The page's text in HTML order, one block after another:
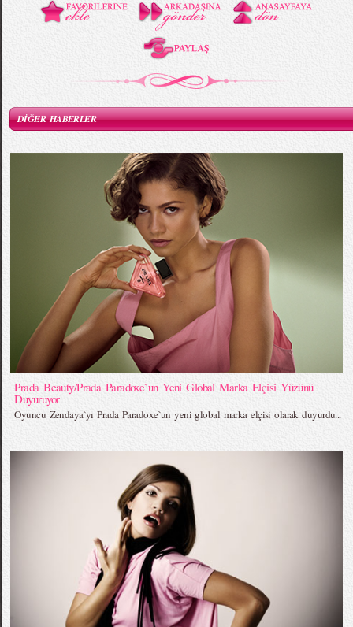
DİĞER HABERLER
Prada Beauty/Prada Paradoxe`un Yeni Global Marka Elçisi Yüzünü
Duyuruyor
Oyuncu Zendaya`yı Prada Paradoxe`un yeni global marka elçisi olarak duyurdu...